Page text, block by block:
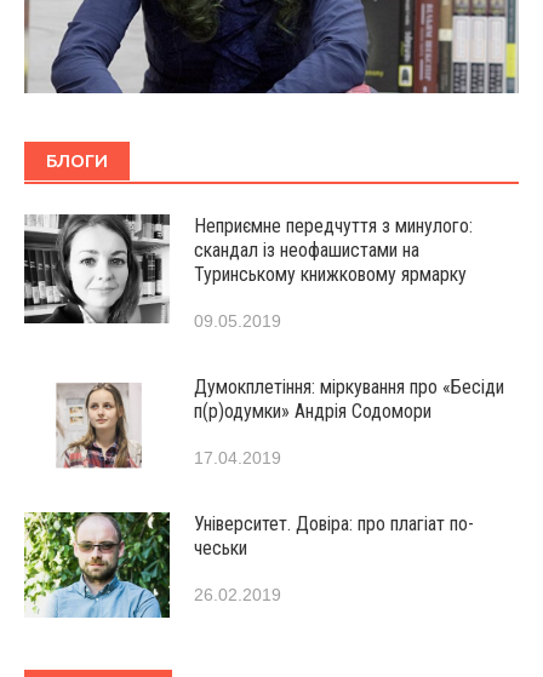
БЛОГИ
Неприємне передчуття з минулого:
скандал із неофашистами на
Туринському книжковому ярмарку
09.05.2019
Думокплетіння: міркування про «Бесіди
п(р)одумки» Андрія Содомори
17.04.2019
Університет. Довіра: про плагіат по-
чеськи
26.02.2019